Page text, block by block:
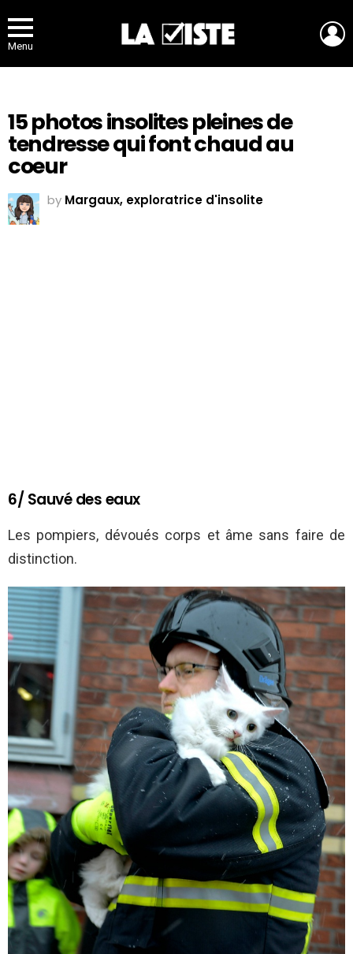
Menu
15 photos insolites pleines de
tendresse qui font chaud au
coeur
by Margaux, exploratrice d'insolite
6/ Sauvé des eaux
Les pompiers, dévoués corps et âme sans faire de
distinction.